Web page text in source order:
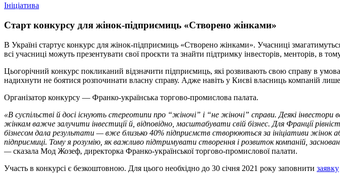
Ініціатива
Старт конкурсу для жінок-підприємиць «Створено жінками»
В Україні стартує конкурс для жінок-підприємиць «Створено жінками». Учасниці
всі учасниці можуть презентувати свої проєкти та знайти підтримку інвесторів, менторів, в
Цьогорічний конкурс покликаний відзначити підприємиць, які розвивають свою справу в
надихнути не боятися розпочинати власну справу. Адже навіть у Києві власниць компаній
Організатор конкурсу — Франко-українська торгово-промислова палата.
«В суспільстві й досі існують стереотипи про “жіночі” і “не жіночі” справи. Деякі
жінкам важче залучити інвестиції й, відповідно, масштабувати свій бізнес. Для Франції
бізнесом дала результати — вже близько 40% підприємств створюються за ініціативи жінок
підприємиці. Тому я розумію, як важливо підтримувати створення і розвиток компаній,
—сказала Мод Жозеф, директорка Франко-української торгово-промислової палати.
Участь в конкурсі є безкоштовною. Для цього необхідно до 30 січня 2021 року заповнити заявку